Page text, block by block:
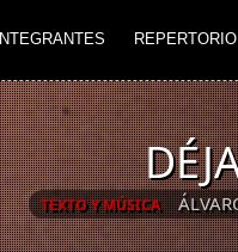
INTEGRANTES REPERTORIO
TEXTO Y MÚSICA